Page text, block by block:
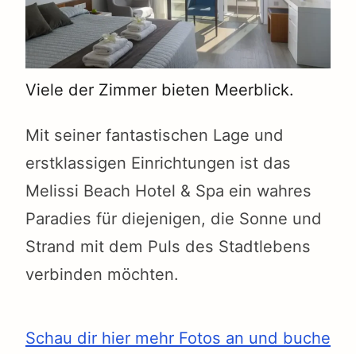
Viele der Zimmer bieten Meerblick.
Mit seiner fantastischen Lage und
erstklassigen Einrichtungen ist das
Melissi Beach Hotel & Spa ein wahres
Paradies für diejenigen, die Sonne und
Strand mit dem Puls des Stadtlebens
verbinden möchten.
Schau dir hier mehr Fotos an und buche